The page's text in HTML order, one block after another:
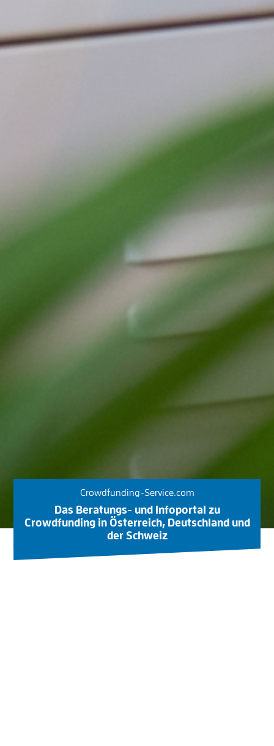
Crowdfunding-Service.com
Das Beratungs- und Infoportal zu
Crowdfunding in Österreich, Deutschland und
der Schweiz